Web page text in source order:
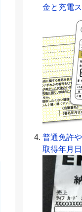
金と充電
普通免許
取得年月